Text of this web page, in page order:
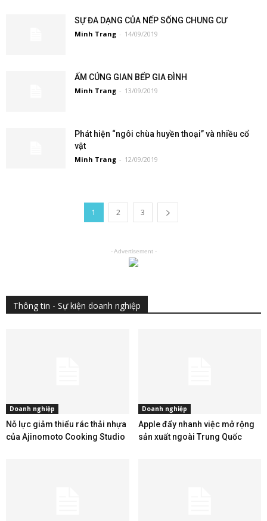
SỰ ĐA DẠNG CỦA NẾP SỐNG CHUNG CƯ
Minh Trang - 14/09/2019
ẤM CÚNG GIAN BẾP GIA ĐÌNH
Minh Trang - 13/09/2019
Phát hiện “ngôi chùa huyền thoại” và nhiều cổ
vật
Minh Trang - 12/09/2019
1 2 3
- Advertisement -
Thông tin - Sự kiện doanh nghiệp
Doanh nghiệp
Nỗ lực giảm thiểu rác thải nhựa
của Ajinomoto Cooking Studio
Doanh nghiệp
Apple đẩy nhanh việc mở rộng
sản xuất ngoài Trung Quốc